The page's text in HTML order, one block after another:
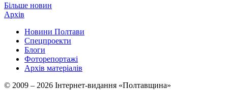
Більше новин
Архів
Новини Полтави
Спецпроекти
Блоги
Фоторепортажі
Архів матеріалів
© 2009 – 2026 Інтернет-видання «Полтавщина»